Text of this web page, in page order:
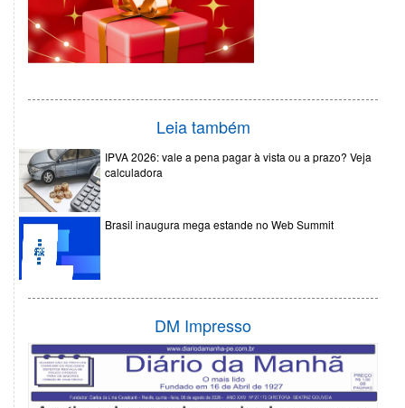
Leia também
IPVA 2026: vale a pena pagar à vista ou a prazo? Veja
calculadora
Brasil inaugura mega estande no Web Summit
DM Impresso